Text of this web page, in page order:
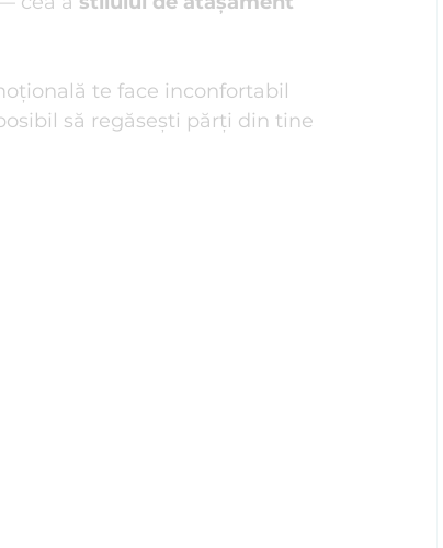
te face inconfortabil
să regăsești părți din tine